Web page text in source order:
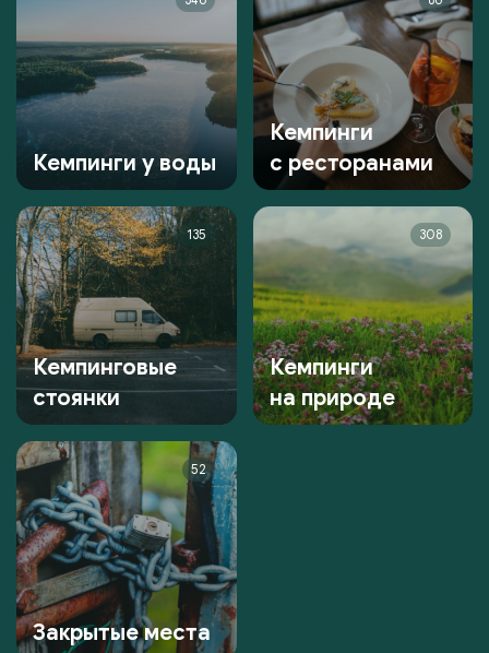
Кемпинги у воды
Кемпинги
с ресторанами
135
Кемпинговые
стоянки
308
Кемпинги
на природе
52
Закрытые места